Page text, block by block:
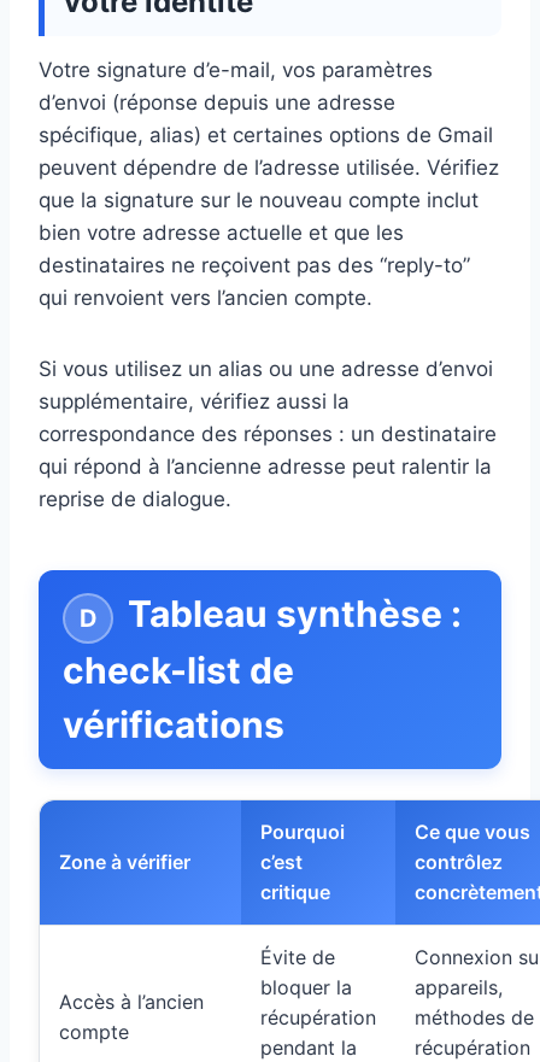
Votre signature d’e-mail, vos paramètres
d’envoi (réponse depuis une adresse
spécifique, alias) et certaines options de Gmail
peuvent dépendre de l’adresse utilisée. Vérifiez
que la signature sur le nouveau compte inclut
bien votre adresse actuelle et que les
destinataires ne reçoivent pas des “reply-to”
qui renvoient vers l’ancien compte.
Si vous utilisez un alias ou une adresse d’envoi
supplémentaire, vérifiez aussi la
correspondance des réponses : un destinataire
qui répond à l’ancienne adresse peut ralentir la
reprise de dialogue.
Tableau synthèse :
check-list de
vérifications
Zone à vérifier
Pourquoi
c’est
critique
Ce que vous
contrôlez
Accès à l’ancien
compte
Évite de
bloquer la
récupération
pendant la
Connexion
appareils,
méthodes de
récupération